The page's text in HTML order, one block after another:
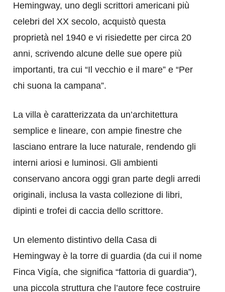
Hemingway, uno degli scrittori americani più
celebri del XX secolo, acquistò questa
proprietà nel 1940 e vi risiedette per circa 20
anni, scrivendo alcune delle sue opere più
importanti, tra cui “Il vecchio e il mare” e “Per
chi suona la campana”.
La villa è caratterizzata da un’architettura
semplice e lineare, con ampie finestre che
lasciano entrare la luce naturale, rendendo gli
interni ariosi e luminosi. Gli ambienti
conservano ancora oggi gran parte degli arredi
originali, inclusa la vasta collezione di libri,
dipinti e trofei di caccia dello scrittore.
Un elemento distintivo della Casa di
Hemingway è la torre di guardia (da cui il nome
Finca Vigía, che significa “fattoria di guardia”),
una piccola struttura che l’autore fece costruire